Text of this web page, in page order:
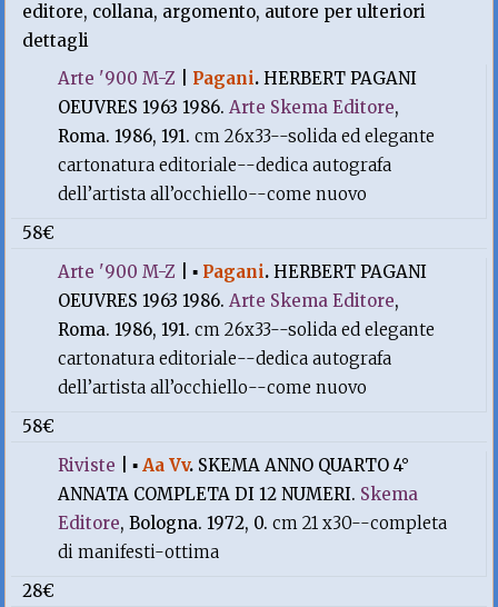
editore, collana, argomento, autore per ulteriori
dettagli
Arte '900 M-Z
Pagani.HERBERT PAGANI
OEUVRES 1963 1986.Arte Skema Editore,
Roma. 1986, 191.cm 26x33--solida ed elegante
cartonatura editoriale--dedica autografa
dell’artista all’occhiello--come nuovo
58€
Arte '900 M-Z |▪ Pagani.HERBERT PAGANI
OEUVRES 1963 1986.Arte Skema Editore,
Roma. 1986, 191.cm 26x33--solida ed elegante
cartonatura editoriale--dedica autografa
dell’artista all’occhiello--come nuovo
58€
Riviste |▪Aa Vv. SKEMA ANNO QUARTO 4°
ANNATA COMPLETA DI 12 NUMERI. Skema
Editore, Bologna. 1972, 0.cm 21 x30--completa
di manifesti-ottima
28€